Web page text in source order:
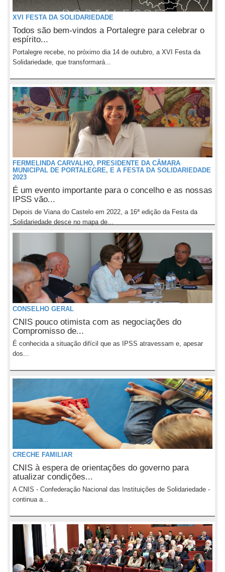
XVI FESTA DA SOLIDARIEDADE
Todos são bem-vindos a Portalegre para celebrar o
espírito...
Portalegre recebe, no próximo dia 14 de outubro, a XVI Festa da
Solidariedade, que transformará...
FERMELINDA CARVALHO, PRESIDENTE DA CÂMARA
MUNICIPAL DE PORTALEGRE, E A FESTA DA SOLIDARIEDADE
2023
É um evento importante para o concelho e as nossas
IPSS vão...
Depois de Viana do Castelo em 2022, a 16ª edição da Festa da
Solidariedade desce no mapa de...
CONSELHO GERAL
CNIS pouco otimista com as negociações do
Compromisso de...
É conhecida a situação difícil que as IPSS atravessam e, apesar
dos...
CRECHE FAMILIAR
CNIS à espera de orientações do governo para
atualizar condições...
A CNIS - Confederação Nacional das Instituições de Solidariedade -
continua a...